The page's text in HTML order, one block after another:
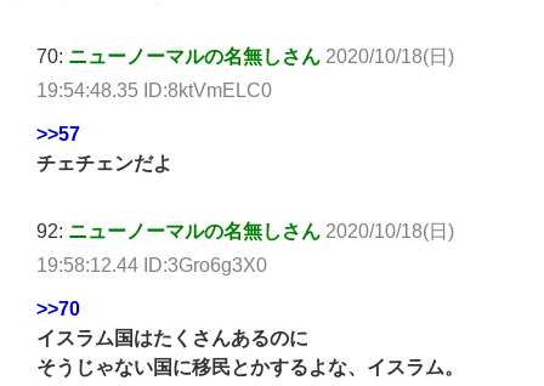
70: ニューノーマルの名無しさん 2020/10/18(日)
19:54:48.35 ID:8ktVmELC0
>>57
チェチェンだよ
92: ニューノーマルの名無しさん 2020/10/18(日)
19:58:12.44 ID:3Gro6g3X0
>>70
イスラム国はたくさんあるのに
そうじゃない国に移民とかするよな、イスラム。